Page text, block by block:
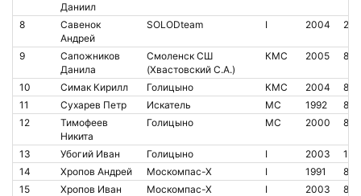
Даниил
8
Савенок
Андрей
SOLODteam I 2004
9
Сапожников
Данила
Смоленск СШ
(Хвастовский С.А.)
КМС 2005
10 Симак Кирилл Голицыно КМС 2004
11
Сухарев Петр Искатель МС 1992
12
Тимофеев
Никита
Голицыно МС 2000
13 Убогий Иван Голицыно I 2003
14
Хропов Андрей Москомпас-Х I 1991
15
Хропов Иван Москомпас-Х I 2003